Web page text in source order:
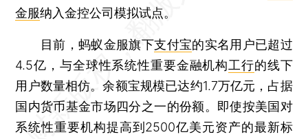
金服纳入金控公司模拟试点。
目前，蚂蚁金服旗下支付宝的实名用户已超过
4.5亿，与全球性系统性重要金融机构工行的线下
用户数量相仿。余额宝规模已达约1.7万亿元，占据
国内货币基金市场四分之一的份额。即使按美国对
系统性重要机构提高到2500亿美元资产的最新标